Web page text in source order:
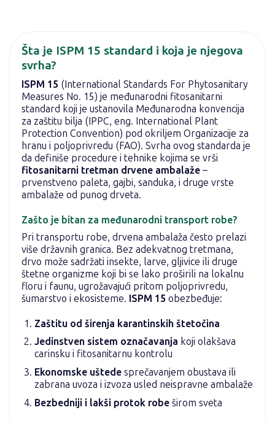
Šta je ISPM 15 standard i koja je njegova
svrha?
ISPM 15 (International Standards For Phytosanitary
Measures No. 15) je međunarodni fitosanitarni
standard koji je ustanovila Međunarodna konvencija
za zaštitu bilja (IPPC, eng. International Plant
Protection Convention) pod okriljem Organizacije za
hranu i poljoprivredu (FAO). Svrha ovog standarda je
da definiše procedure i tehnike kojima se vrši
fitosanitarni tretman drvene ambalaže –
prvenstveno paleta, gajbi, sanduka, i druge vrste
ambalaže od punog drveta.
Zašto je bitan za međunarodni transport robe?
Pri transportu robe, drvena ambalaža često prelazi
više državnih granica. Bez adekvatnog tretmana,
drvo može sadržati insekte, larve, gljivice ili druge
štetne organizme koji bi se lako proširili na lokalnu
floru i faunu, ugrožavajući pritom poljoprivredu,
šumarstvo i ekosisteme. ISPM 15 obezbeđuje:
Zaštitu od širenja karantinskih štetočina
Jedinstven sistem označavanja koji olakšava
carinsku i fitosanitarnu kontrolu
Ekonomske uštedesprečavanjem obustava ili
zabrana uvoza i izvoza usled neispravne ambalaže
Bezbedniji i lakši protok robeširom sveta